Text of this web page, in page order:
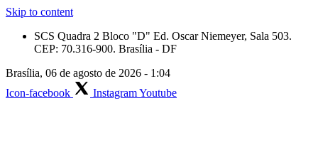
Skip to content
SCS Quadra 2 Bloco "D" Ed. Oscar Niemeyer, Sala 503.
CEP: 70.316-900. Brasília - DF
Brasília, 06 de agosto de 2026 - 1:04
Icon-facebook
InstagramYoutube